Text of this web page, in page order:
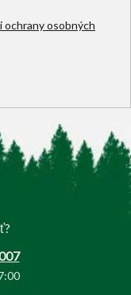
ochrany osobných